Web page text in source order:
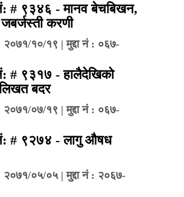
# ९३४६ - मानव बेचबिखन,
जबर्जस्ती करणी
२०७१/१०/१९ | मुद्दा नं : ०६७-
# ९३१७ - हालैदेखिको
बदर
२०७१/०७/१९ | मुद्दा नं : ०६७-
# ९२७४ - लागु औषध
२०७१/०५/०५ | मुद्दा नं : २०६७-